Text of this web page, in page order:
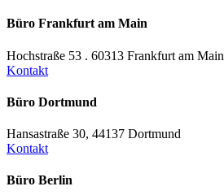
Büro Frankfurt am Main
Hochstraße 53 . 60313 Frankfurt am Main
Kontakt
Büro Dortmund
Hansastraße 30, 44137 Dortmund
Kontakt
Büro Berlin